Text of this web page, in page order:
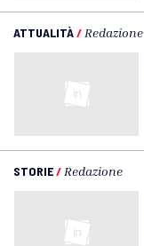
ATTUALITÀ/ Redazione
STORIE/ Redazione